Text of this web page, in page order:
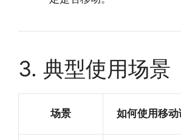
3. 典型使用场景
场景 如何使用移动